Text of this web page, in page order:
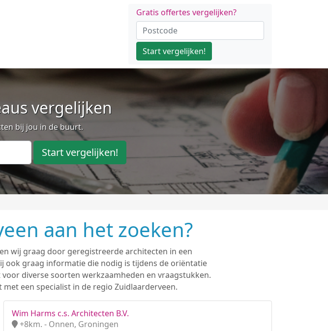
Gratis offertes vergelijken?
Start vergelijken!
vergelijken
bij jou in de buurt.
Start vergelijken!
aan het zoeken?
wij graag door geregistreerde architecten in een
ook graag informatie die nodig is tijdens de oriëntatie
diverse soorten werkzaamheden en vraagstukken.
een specialist in de regio Zuidlaarderveen.
Wim Harms c.s. Architecten B.V.
+8km. - Onnen, Groningen